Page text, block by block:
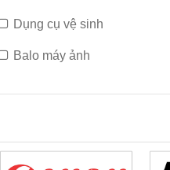
kenko
Benro
Dụng cụ vệ sinh
Balo máy ảnh
túi máy ảnh